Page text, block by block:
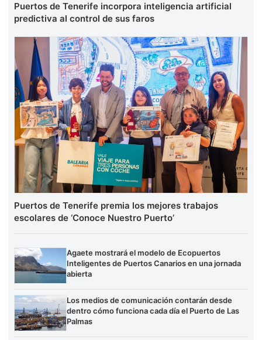
Puertos de Tenerife incorpora inteligencia artificial
predictiva al control de sus faros
Puertos de Tenerife premia los mejores trabajos
escolares de ‘Conoce Nuestro Puerto’
Agaete mostrará el modelo de Ecopuertos
Inteligentes de Puertos Canarios en una jornada
abierta
Los medios de comunicación contarán desde
dentro cómo funciona cada día el Puerto de Las
Palmas